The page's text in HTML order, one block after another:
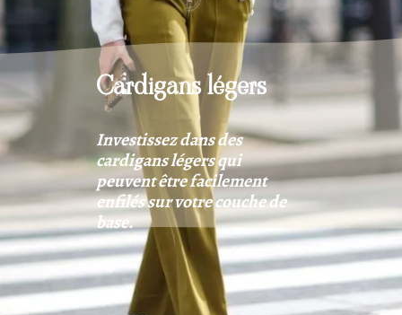
Cardigans légers
Investissez dans des
cardigans légers qui
peuvent être facilement
enfilés sur votre couche de
base.